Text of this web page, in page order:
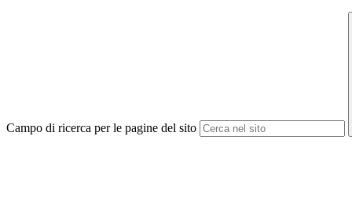
Campo di ricerca per le pagine del sito